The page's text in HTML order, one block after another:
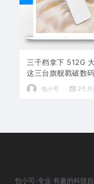
三千档拿下 512G
这三台旗舰戳破数
腻
包小可 2个月
包小可-专业.有趣的科技